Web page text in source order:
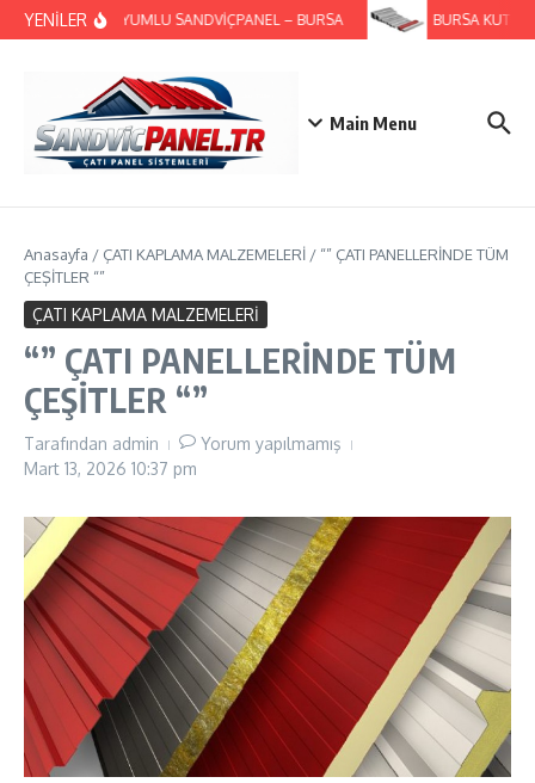
İçeriğe atla
YENİLERGES UYUMLU SANDVİÇPANEL – BURSA BURSA KUTU
Main Menu
Anasayfa / ÇATI KAPLAMA MALZEMELERİ / “” ÇATI PANELLERİNDE TÜM
ÇEŞİTLER “”
ÇATI KAPLAMA MALZEMELERİ
“” ÇATI PANELLERİNDE TÜM
ÇEŞİTLER “”
Tarafından admin
Yorum yapılmamış
Mart 13, 2026 10:37 pm